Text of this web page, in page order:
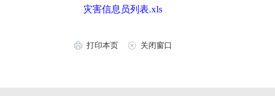
灾害信息员列表.xls
打印本页 关闭窗口